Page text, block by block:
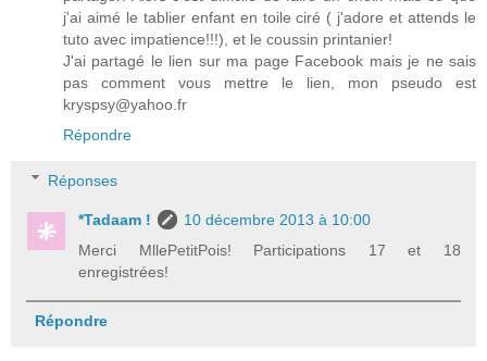
j'ai aimé le tablier enfant en toile ciré ( j'adore et attends le
tuto avec impatience!!!), et le coussin printanier!
J'ai partagé le lien sur ma page Facebook mais je ne sais
pas comment vous mettre le lien, mon pseudo est
kryspsy@yahoo.fr
Répondre
Réponses
*Tadaam !
10 décembre 2013 à 10:00
Merci MllePetitPois! Participations 17 et 18
enregistrées!
Répondre